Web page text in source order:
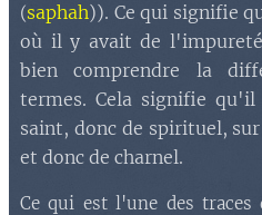
(saphah)). Ce qui signifie
où il y avait de
bien comprendre la
termes. Cela signifie qu'il
saint, donc de spirituel,
et donc de charnel.
Ce qui est l'une des traces